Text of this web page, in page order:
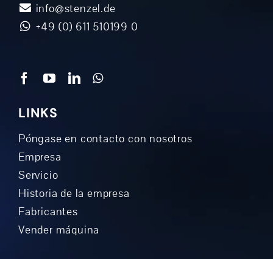
info@stenzel.de
+49 (0) 611 510199 0
LINKS
Póngase en contacto con nosotros
Empresa
Servicio
Historia de la empresa
Fabricantes
Vender máquina